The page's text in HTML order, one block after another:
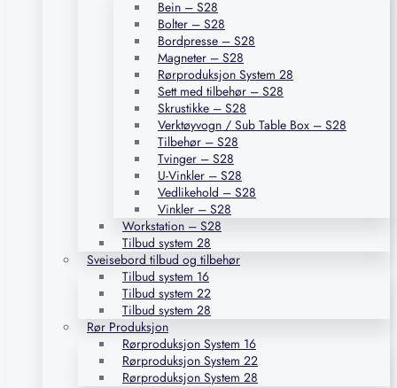
Bein – S28
Bolter – S28
Bordpresse – S28
Magneter – S28
Rørproduksjon System 28
Sett med tilbehør – S28
Skrustikke – S28
Verktøyvogn / Sub Table Box – S28
Tilbehør – S28
Tvinger – S28
U-Vinkler – S28
Vedlikehold – S28
Vinkler – S28
Workstation – S28
Tilbud system 28
Sveisebord tilbud og tilbehør
Tilbud system 16
Tilbud system 22
Tilbud system 28
Rør Produksjon
Rørproduksjon System 16
Rørproduksjon System 22
Rørproduksjon System 28